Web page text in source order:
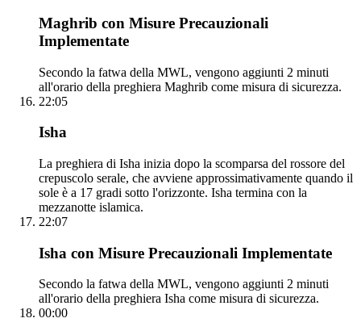
Maghrib con Misure Precauzionali
Implementate
Secondo la fatwa della MWL, vengono aggiunti 2 minuti
all'orario della preghiera Maghrib come misura di sicurezza.
22:05
Isha
La preghiera di Isha inizia dopo la scomparsa del rossore del
crepuscolo serale, che avviene approssimativamente quando il
sole è a 17 gradi sotto l'orizzonte. Isha termina con la
mezzanotte islamica.
22:07
Isha con Misure Precauzionali Implementate
Secondo la fatwa della MWL, vengono aggiunti 2 minuti
all'orario della preghiera Isha come misura di sicurezza.
00:00